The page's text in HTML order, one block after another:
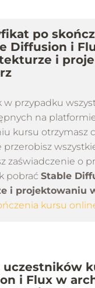
po
Diffusion i
i
w przypadku
na
kursu otrzymasz
przerobisz
zaświadczenie o
pobrać Stable
i projektowaniu
kursu
uczestników
i Flux w